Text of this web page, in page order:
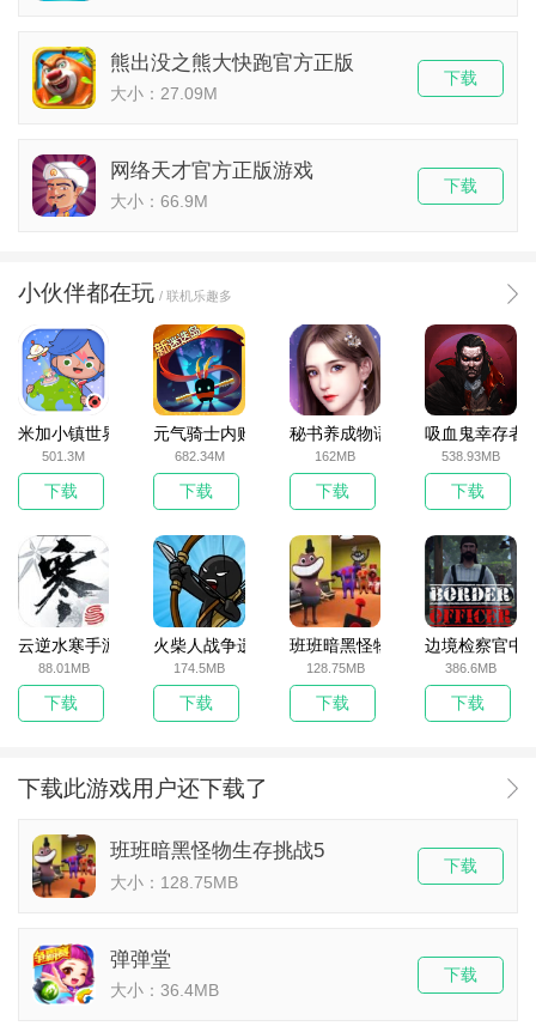
熊出没之熊大快跑官方正版
大小：27.09M
下载
网络天才官方正版游戏
大小：66.9M
下载
小伙伴都在玩 / 联机乐趣多
米加小镇世界2025官方版
501.3M
下载
元气骑士内购破解版
682.34M
下载
秘书养成物语
162MB
下载
吸血鬼幸存者
538.93MB
下载
云逆水寒手游
88.01MB
下载
火柴人战争遗产无敌版
174.5MB
下载
班班暗黑怪物生存挑战5
128.75MB
下载
边境检察官中
386.6MB
下载
下载此游戏用户还下载了
班班暗黑怪物生存挑战5
大小：128.75MB
下载
弹弹堂
大小：36.4MB
下载